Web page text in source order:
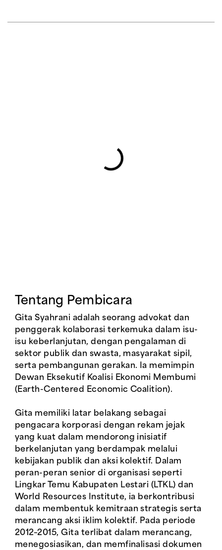
Tentang Pembicara
Gita Syahrani adalah seorang advokat dan
penggerak kolaborasi terkemuka dalam isu-
isu keberlanjutan, dengan pengalaman di
sektor publik dan swasta, masyarakat sipil,
serta pembangunan gerakan. Ia memimpin
Dewan Eksekutif Koalisi Ekonomi Membumi
(Earth-Centered Economic Coalition).
Gita memiliki latar belakang sebagai
pengacara korporasi dengan rekam jejak
yang kuat dalam mendorong inisiatif
berkelanjutan yang berdampak melalui
kebijakan publik dan aksi kolektif. Dalam
peran-peran senior di organisasi seperti
Lingkar Temu Kabupaten Lestari (LTKL) dan
World Resources Institute, ia berkontribusi
dalam membentuk kemitraan strategis serta
merancang aksi iklim kolektif. Pada periode
2012–2015, Gita terlibat dalam merancang,
menegosiasikan, dan memfinalisasi dokumen